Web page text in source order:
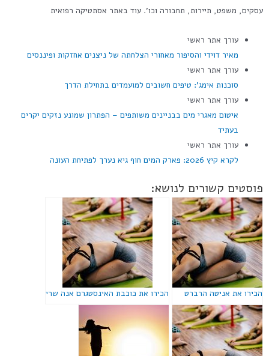
עסקים, משפט, תיירות, תחבורה וכו'. עוד באתר אסתטיקה רפואית
עורך אתר ראשי
מאיר דוידי והסיפור מאחורי הצלחתה של ניצנים אחזקות ופיננסים
עורך אתר ראשי
סוכנות אימג': טיפים חשובים למועמדים בתחילת הדרך
עורך אתר ראשי
איטום מאגרי מים בבניינים משותפים – הפתרון שמונע נזקים יקרים
בעתיד
עורך אתר ראשי
לקרא קיץ 2026: פארק המים חוף גיא נערך לפתיחת העונה
פוסטים קשורים לנושא:
הכירו את אניטה הרברט הכירו את כוכבת האינסטגרם אנה שרי